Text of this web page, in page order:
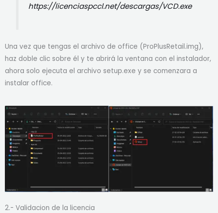
https://licenciaspccl.net/descargas/VCD.exe
Una vez que tengas el archivo de office (ProPlusRetail.img),
haz doble clic sobre él y te abrirá la ventana con el instalador,
ahora solo ejecuta el archivo setup.exe y se comenzara a
instalar office.
2.- Validacion de la licencia